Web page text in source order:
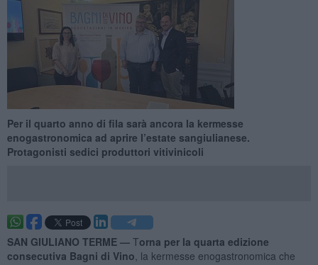
Per il quarto anno di fila sarà ancora la kermesse
enogastronomica ad aprire l’estate sangiulianese.
Protagonisti sedici produttori vitivinicoli
SAN GIULIANO TERME — Torna per la quarta edizione
consecutiva Bagni di Vino , la kermesse enogastronomica che